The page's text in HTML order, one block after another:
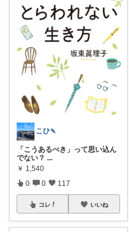
こひ🍡
「こうあるべき」って思い込ん
でない？ ...
￥ 1,540
0 0 117
コレ いいね